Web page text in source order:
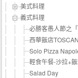
美式料理
義式料理
必勝客愚人節之
西華飯店
Solo Pizza
輕食午餐-沙拉+
Salad Day